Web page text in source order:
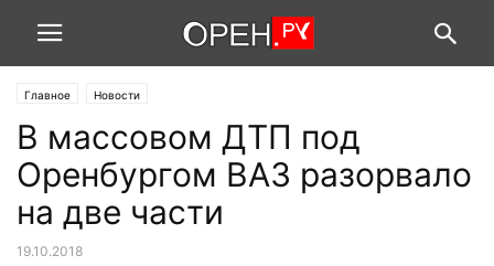
Главное Новости
В массовом ДТП под
Оренбургом ВАЗ разорвало
на две части
19.10.2018